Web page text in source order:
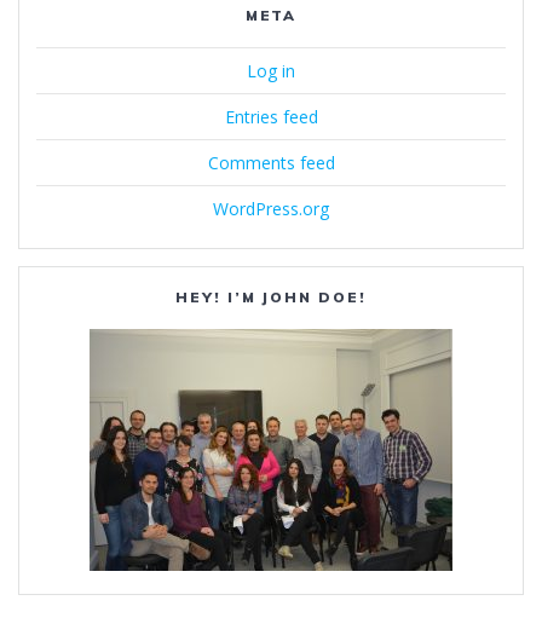
META
Log in
Entries feed
Comments feed
WordPress.org
HEY! I’M JOHN DOE!